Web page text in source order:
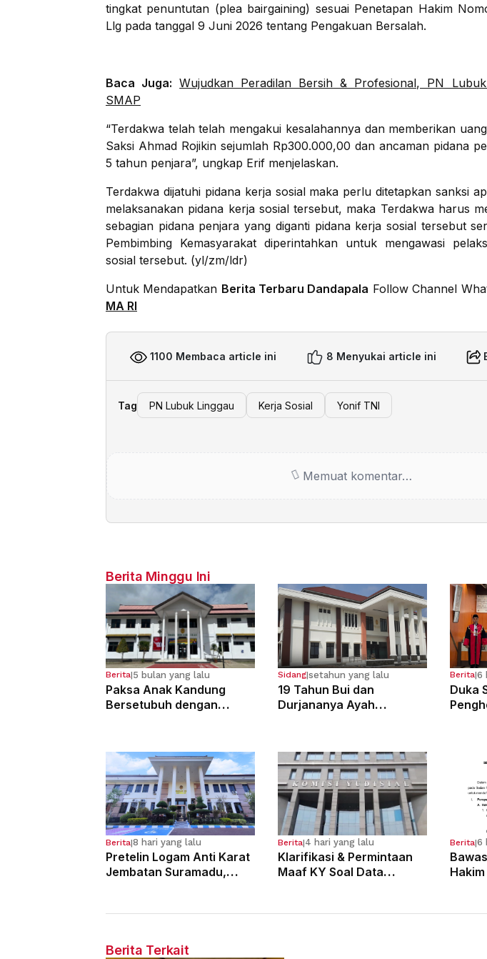
tingkat penuntutan (plea bairgaining) sesuai Penetapan Hakim
Llg pada tanggal 9 Juni 2026 tentang Pengakuan Bersalah.
Baca Juga: Wujudkan Peradilan Bersih & Profesional, PN
SMAP
“Terdakwa telah telah mengakui kesalahannya dan memberikan
Saksi Ahmad Rojikin sejumlah Rp300.000,00 dan ancaman pidana
5 tahun penjara”, ungkap Erif menjelaskan.
Terdakwa dijatuhi pidana kerja sosial maka perlu ditetapkan sanksi
melaksanakan pidana kerja sosial tersebut, maka Terdakwa harus
sebagian pidana penjara yang diganti pidana kerja sosial tersebut
Pembimbing Kemasyarakat diperintahkan untuk mengawasi
sosial tersebut. (yl/zm/ldr)
Untuk Mendapatkan Berita Terbaru Dandapala Follow Channel
MA RI
1100 Membaca article ini 8 Menyukai article ini
Tag PN Lubuk Linggau Kerja Sosial Yonif TNI
Memuat komentar…
Berita Minggu Ini
Berita|5 bulan yang lalu
Paksa Anak Kandung
Bersetubuh dengan
Sidang|setahun yang lalu
19 Tahun Bui dan
Durjananya Ayah
Berita|6
Duka
Berita|8 hari yang lalu
Pretelin Logam Anti Karat
Jembatan Suramadu,
Berita|4 hari yang lalu
Klarifikasi & Permintaan
Maaf KY Soal Data
Berita|6
Berita Terkait